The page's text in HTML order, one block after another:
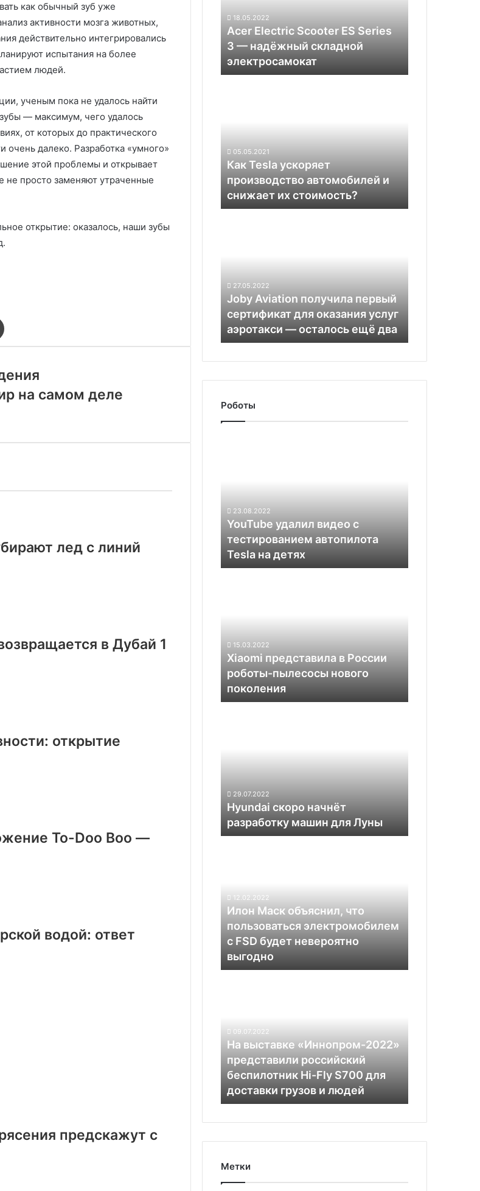
как обычный зуб уже
активности мозга животных,
действительно интегрировались
испытания на более
людей.
ученым пока не удалось найти
— максимум, чего удалось
от которых до практического
далеко. Разработка «умного»
этой проблемы и открывает
не просто заменяют утраченные
открытие: оказалось, наши зубы
на самом деле
лед с линий
в Дубай 1
открытие
To-Doo Boo —
водой: ответ
предскажут с
надёжный
складной
электросамокат
18.05.2022
Acer Electric Scooter ES Series
3 — надёжный складной
электросамокат
снижает
их
стоимость?
05.05.2021
Как Tesla ускоряет
производство автомобилей и
снижает их стоимость?
оказания
услуг
аэротакси —
осталось
ещё
27.05.2022
Joby Aviation получила первый
сертификат для оказания услуг
аэротакси — осталось ещё два
Роботы
Tesla
детях
23.08.2022
YouTube удалил видео с
тестированием автопилота
Tesla на детях
нового
поколения
15.03.2022
Xiaomi представила в России
роботы-пылесосы нового
поколения
29.07.2022
Hyundai скоро начнёт
разработку машин для Луны
электромобилем
FSD
будет
невероятно
выгодно
12.02.2022
Илон Маск объяснил, что
пользоваться электромобилем
с FSD будет невероятно
выгодно
Hi-
S700
для
доставки
грузов
09.07.2022
На выставке «Иннопром-2022»
представили российский
беспилотник Hi-Fly S700 для
доставки грузов и людей
Метки